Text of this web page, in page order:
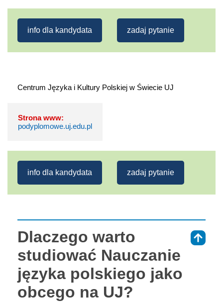
info dla kandydata zadaj pytanie
Strona www:
podyplomowe.uj.edu.pl
info dla kandydata zadaj pytanie
Dlaczego warto
studiować Nauczanie
języka polskiego jako
obcego na UJ?